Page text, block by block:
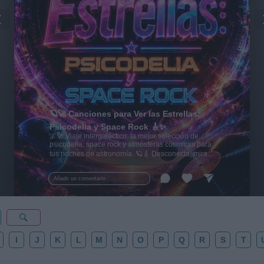
Añadir un comentario ...
🪐🚀 Canciones para Ver las Estrellas:
Psicodelia y Space Rock 🎸✨
🌌🚀 Viaje intergaláctico: la mejor selección de
psicodelia, space rock y atmósferas cósmicas para
tus noches de astronomía. 🪐🎸 Desconecta, mira
al firmamento y siente la gravedad cero. 💾 ¡Guarda
esta colección para tu próxima noche estrellada!
✨⭐
I J K L M N O P Q R S T